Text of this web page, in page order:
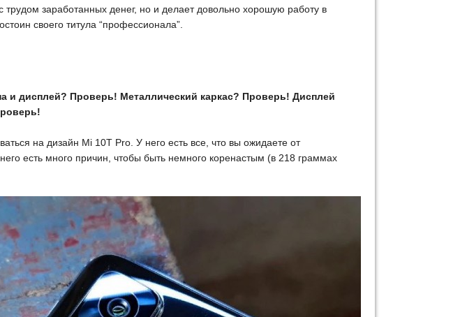
заработанных денег, но и делает довольно хорошую работу в
своего титула “профессионала”.
и дисплей? Проверь! Металлический каркас? Проверь! Дисплей
на дизайн Mi 10T Pro. У него есть все, что вы ожидаете от
есть много причин, чтобы быть немного коренастым (в 218 граммах